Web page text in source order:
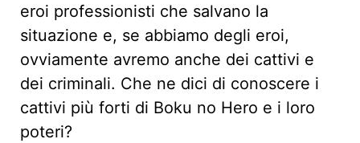
eroi professionisti che salvano la
situazione e, se abbiamo degli eroi,
ovviamente avremo anche dei cattivi e
dei criminali. Che ne dici di conoscere i
cattivi più forti di Boku no Hero e i loro
poteri?